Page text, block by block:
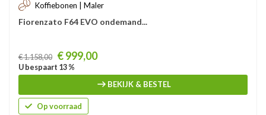
Koffiebonen | Maler
Fiorenzato F64 EVO ondemand...
Prijs
€ 1.158,00 € 999,00
U bespaart 13 %
BEKIJK & BESTEL
Op voorraad